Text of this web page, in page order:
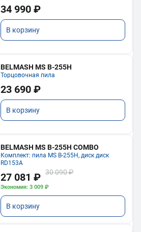
34 990 ₽
В корзину
BELMASH MS B-255H
Торцовочная пила
23 690 ₽
В корзину
BELMASH MS B-255H COMBO
Комплект: пила MS B-255H, диск диск
RD153A
27 081 ₽ 30 090 ₽
Экономия: 3 009 ₽
В корзину